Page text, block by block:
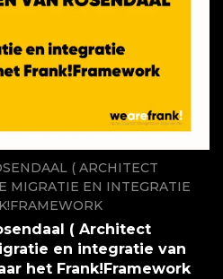
( ARCHITECT
MIGRATIE EN INTEGRATIE
( Architect
en integratie van
het Frank!Framework